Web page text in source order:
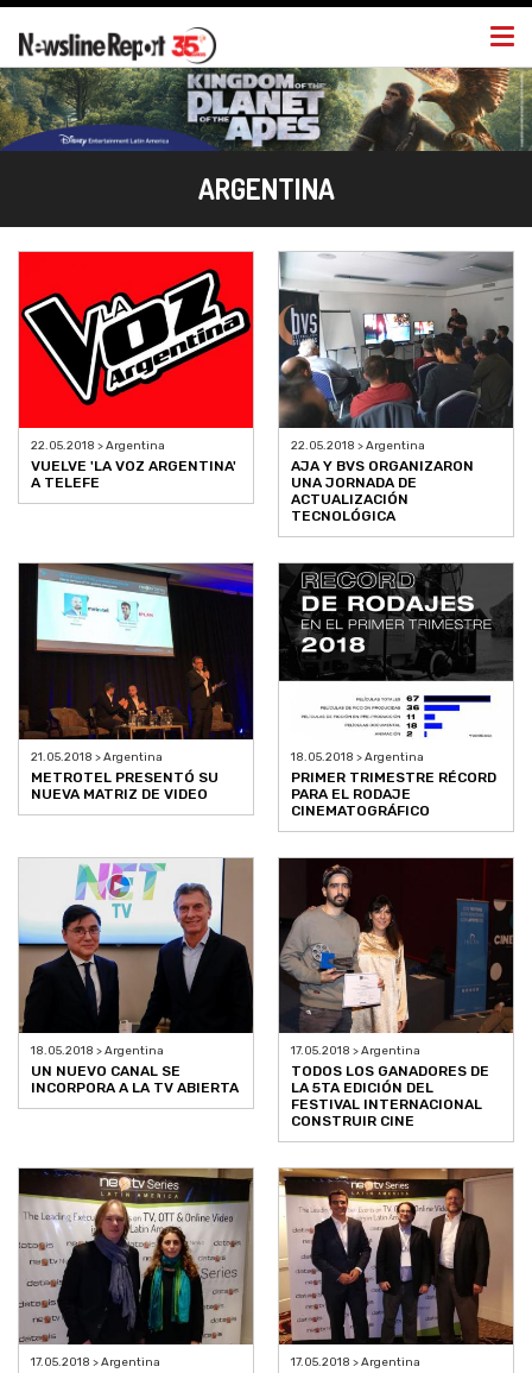
ARGENTINA
22.05.2018 > Argentina
VUELVE 'LA VOZ ARGENTINA'
A TELEFE
22.05.2018 > Argentina
AJA Y BVS ORGANIZARON
UNA JORNADA DE
ACTUALIZACIÓN
TECNOLÓGICA
21.05.2018 > Argentina
METROTEL PRESENTÓ SU
NUEVA MATRIZ DE VIDEO
18.05.2018 > Argentina
PRIMER TRIMESTRE RÉCORD
PARA EL RODAJE
CINEMATOGRÁFICO
18.05.2018 > Argentina
UN NUEVO CANAL SE
INCORPORA A LA TV ABIERTA
17.05.2018 > Argentina
TODOS LOS GANADORES DE
LA 5TA EDICIÓN DEL
FESTIVAL INTERNACIONAL
CONSTRUIR CINE
17.05.2018 > Argentina 17.05.2018 > Argentina